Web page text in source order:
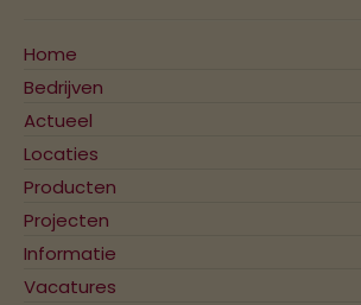
Home
Bedrijven
Actueel
Locaties
Producten
Projecten
Informatie
Vacatures